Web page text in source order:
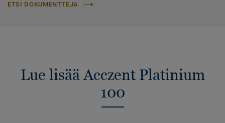
ETSI DOKUMENTTEJA
Lue lisää Acczent Platinium
100